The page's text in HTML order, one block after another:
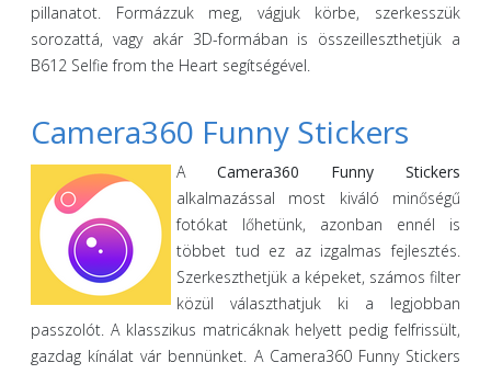
pillanatot. Formázzuk meg, vágjuk körbe, szerkesszük
sorozattá, vagy akár 3D-formában is összeilleszthetjük a
B612 Selfie from the Heart segítségével.
Camera360 Funny Stickers
A Camera360 Funny Stickers
alkalmazással most kiváló minőségű
fotókat lőhetünk, azonban ennél is
többet tud ez az izgalmas fejlesztés.
Szerkeszthetjük a képeket, számos filter
közül választhatjuk ki a legjobban
passzolót. A klasszikus matricáknak helyett pedig felfrissült,
gazdag kínálat vár bennünket. A Camera360 Funny Stickers